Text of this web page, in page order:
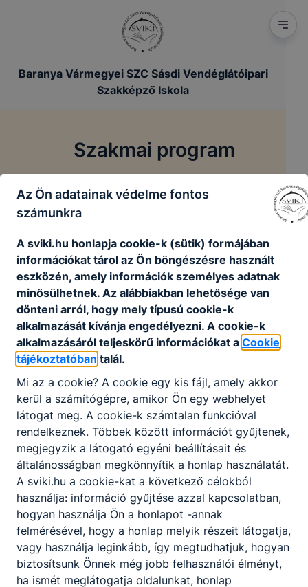
Baranya Vármegyei SZC Sásdi Vendéglátóipari
Szakképző Iskola
Szakmai program
Főoldal / Szakmai dokumentumok / Szakmai program
Utolsó módosítás: 2025.05.05.
Szakmai
program_2025_Sásd_aláírt_feltöltésre.pdf
Letöltés
Partnereink
Az Ön adatainak védelme fontos
számunkra
A sviki.hu honlapja cookie-k (sütik) formájában
információkat tárol az Ön böngészésre használt
eszközén, amely információk személyes adatnak
minősülhetnek. Az alábbiakban lehetősége van
dönteni arról, hogy mely típusú cookie-k
alkalmazását kívánja engedélyezni. A cookie-k
alkalmazásáról teljeskörű információkat a Cookie
tájékoztatóban talál.
Mi az a cookie? A cookie egy kis fájl, amely akkor
kerül a számítógépre, amikor Ön egy webhelyet
látogat meg. A cookie-k számtalan funkcióval
rendelkeznek. Többek között információt gyűjtenek,
megjegyzik a látogató egyéni beállításait és
általánosságban megkönnyítik a honlap használatát.
A sviki.hu a cookie-kat a következő célokból
használja: információ gyűjtése azzal kapcsolatban,
hogyan használja Ön a honlapot -annak
felmérésével, hogy a honlap melyik részeit látogatja,
vagy használja leginkább, így megtudhatjuk, hogyan
biztosítsunk Önnek még jobb felhasználói élményt,
ha ismét meglátogatja oldalunkat, honlap